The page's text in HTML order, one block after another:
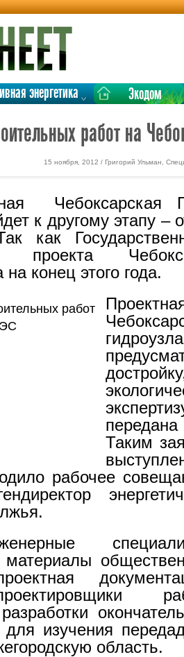
энергетика Экодом
работ на
15 ноября, 2012 / Григорий Ульман,
к другому этапу –
как
проекта
конец этого года.
Таким
рабочее
материалы
изучения
область.